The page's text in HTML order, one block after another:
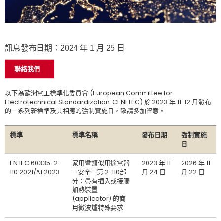
訊息發布日期：2024 年 1 月 25 日
聯絡我們
以下為歐洲電工標準化委員會 (European Committee for
Electrotechnical Standardization, CENELEC) 於 2023 年 11-12 月發布
的一系列新標準及其相應的強制實施日，敬請多加留意。
標準 標準名稱 發布日期
強制實施
日
EN IEC 60335-2-
110:2021/A1:2023
家用暨類似用途電器
– 安全– 第 2-110部
分：帶有插入或接觸
加熱裝置
(applicator) 的商
用微波爐特殊要求
2023 年 11
月 24 日
2026 年 11
月 22 日